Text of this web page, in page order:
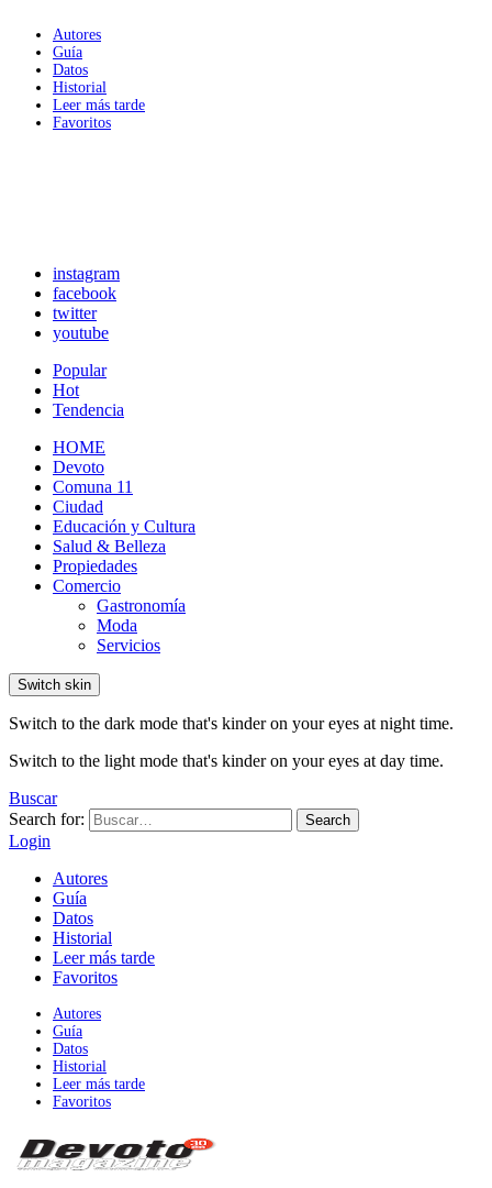
Autores
Guía
Datos
Historial
Leer más tarde
Favoritos
instagram
facebook
twitter
youtube
Popular
Hot
Tendencia
HOME
Devoto
Comuna 11
Ciudad
Educación y Cultura
Salud & Belleza
Propiedades
Comercio
Gastronomía
Moda
Servicios
Switch skin
Switch to the dark mode that's kinder on your eyes at night time.
Switch to the light mode that's kinder on your eyes at day time.
Buscar
Search for:
Search
Login
Autores
Guía
Datos
Historial
Leer más tarde
Favoritos
Autores
Guía
Datos
Historial
Leer más tarde
Favoritos